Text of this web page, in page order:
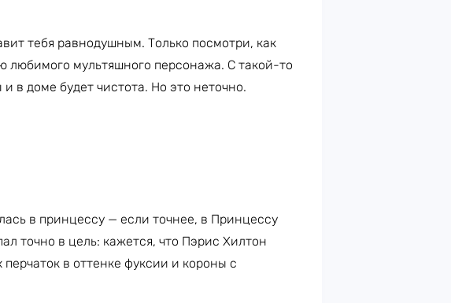
тебя равнодушным. Только посмотри, как
любимого мультяшного персонажа. С такой-то
в доме будет чистота. Но это неточно.
в принцессу — если точнее, в Принцессу
точно в цель: кажется, что Пэрис Хилтон
в оттенке фуксии и короны с